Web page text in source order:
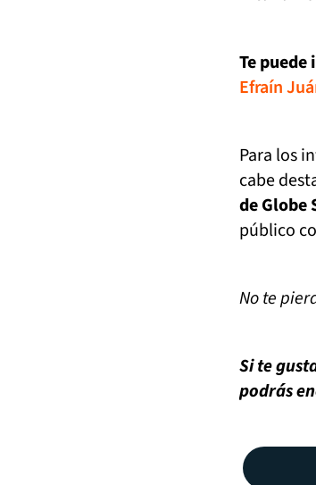
Te
Efraín
Para los
cabe
de Globe
público
No te
Si te
podrás